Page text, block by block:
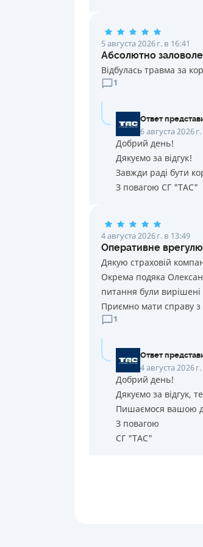
5 августа 2026 г. в 16:41
Абсолютно
Відбулась травма за
1
Ответ
6 августа 2026
Добрий день!
Дякуємо за відгук!
Завжди раді бути
З повагою СГ "ТАС"
4 августа 2026 г. в 13:49
Оперативне
Дякую страховій
Окрема подяка
питання були
Приємно мати справу з
1
Ответ
4 августа 2026
Добрий день!
Дякуємо за відгук,
Пишаємося вашою
З повагою
СГ "ТАС"